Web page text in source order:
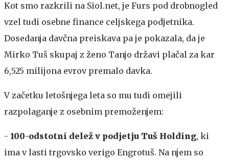
Kot smo razkrili na Siol.net, je Furs pod drobnogled
vzel tudi osebne finance celjskega podjetnika.
Dosedanja davčna preiskava pa je pokazala, da je
Mirko Tuš skupaj z ženo Tanjo državi plačal za kar
6,525 milijona evrov premalo davka.
V začetku letošnjega leta so mu tudi omejili
razpolaganje z osebnim premoženjem:
- 100-odstotni delež v podjetju Tuš Holding, ki
ima v lasti trgovsko verigo Engrotuš. Na njem so